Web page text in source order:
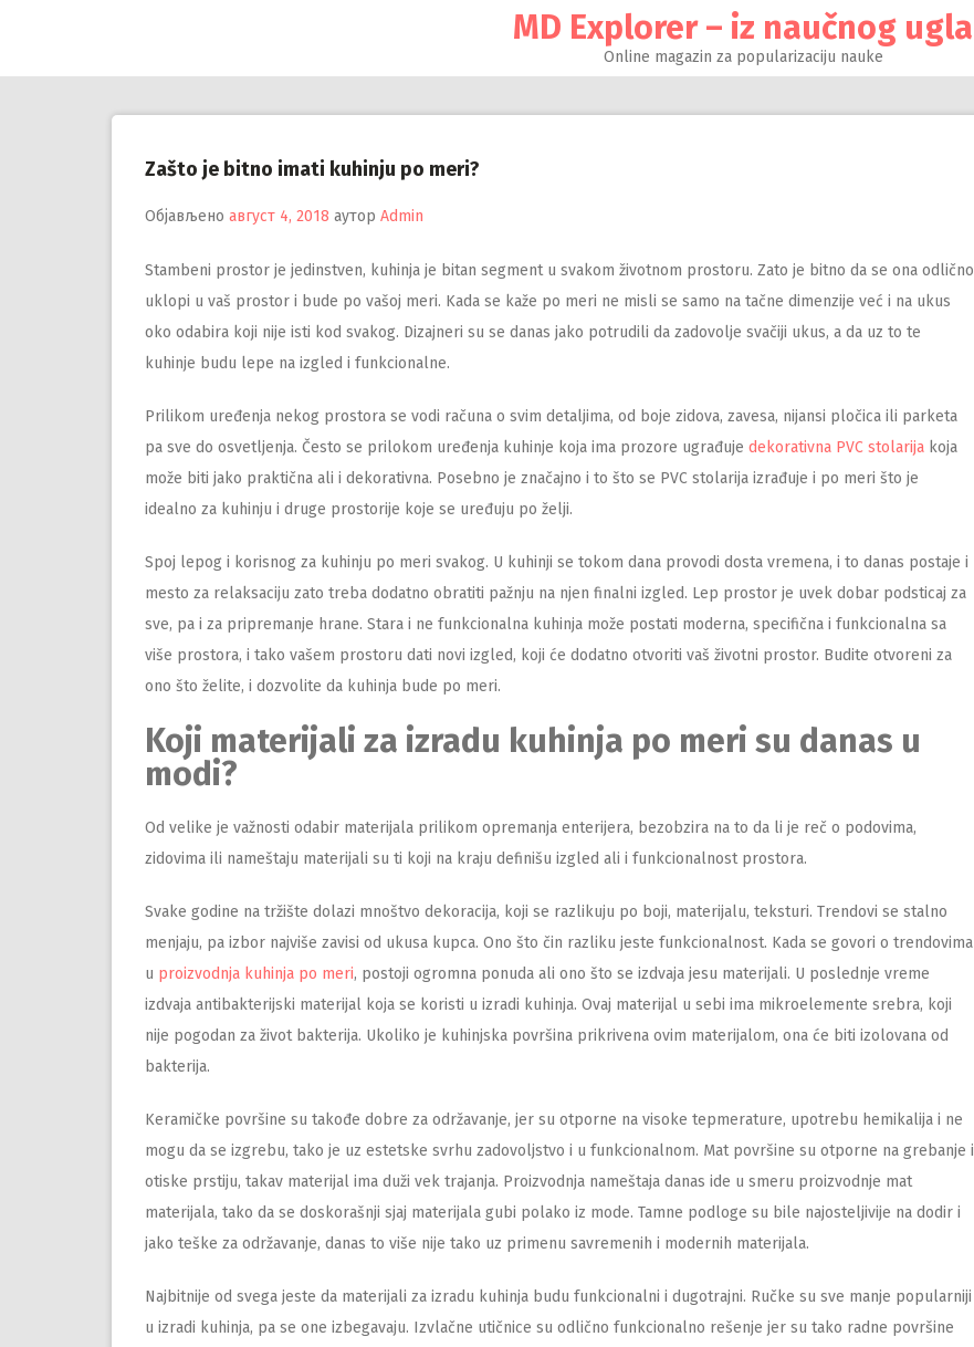
MD Explorer – iz naučnog ugla
Online magazin za popularizaciju nauke
Zašto je bitno imati kuhinju po meri?
Објављено август 4, 2018 аутор Admin
Stambeni prostor je jedinstven, kuhinja je bitan segment u svakom životnom prostoru. Zato je bitno da se ona odlično
uklopi u vaš prostor i bude po vašoj meri. Kada se kaže po meri ne misli se samo na tačne dimenzije već i na ukus
oko odabira koji nije isti kod svakog. Dizajneri su se danas jako potrudili da zadovolje svačiji ukus, a da uz to te
kuhinje budu lepe na izgled i funkcionalne.
Prilikom uređenja nekog prostora se vodi računa o svim detaljima, od boje zidova, zavesa, nijansi pločica ili parketa
pa sve do osvetljenja. Često se prilokom uređenja kuhinje koja ima prozore ugrađuje dekorativna PVC stolarija koja
može biti jako praktična ali i dekorativna. Posebno je značajno i to što se PVC stolarija izrađuje i po meri što je
idealno za kuhinju i druge prostorije koje se uređuju po želji.
Spoj lepog i korisnog za kuhinju po meri svakog. U kuhinji se tokom dana provodi dosta vremena, i to danas postaje i
mesto za relaksaciju zato treba dodatno obratiti pažnju na njen finalni izgled. Lep prostor je uvek dobar podsticaj za
sve, pa i za pripremanje hrane. Stara i ne funkcionalna kuhinja može postati moderna, specifična i funkcionalna sa
više prostora, i tako vašem prostoru dati novi izgled, koji će dodatno otvoriti vaš životni prostor. Budite otvoreni za
ono što želite, i dozvolite da kuhinja bude po meri.
Koji materijali za izradu kuhinja po meri su danas u
modi?
Od velike je važnosti odabir materijala prilikom opremanja enterijera, bezobzira na to da li je reč o podovima,
zidovima ili nameštaju materijali su ti koji na kraju definišu izgled ali i funkcionalnost prostora.
Svake godine na tržište dolazi mnoštvo dekoracija, koji se razlikuju po boji, materijalu, teksturi. Trendovi se stalno
menjaju, pa izbor najviše zavisi od ukusa kupca. Ono što čin razliku jeste funkcionalnost. Kada se govori o trendovima
u proizvodnja kuhinja po meri, postoji ogromna ponuda ali ono što se izdvaja jesu materijali. U poslednje vreme
izdvaja antibakterijski materijal koja se koristi u izradi kuhinja. Ovaj materijal u sebi ima mikroelemente srebra, koji
nije pogodan za život bakterija. Ukoliko je kuhinjska površina prikrivena ovim materijalom, ona će biti izolovana od
bakterija.
Keramičke površine su takođe dobre za održavanje, jer su otporne na visoke tepmerature, upotrebu hemikalija i ne
mogu da se izgrebu, tako je uz estetske svrhu zadovoljstvo i u funkcionalnom. Mat površine su otporne na grebanje i
otiske prstiju, takav materijal ima duži vek trajanja. Proizvodnja nameštaja danas ide u smeru proizvodnje mat
materijala, tako da se doskorašnji sjaj materijala gubi polako iz mode. Tamne podloge su bile najosteljivije na dodir i
jako teške za održavanje, danas to više nije tako uz primenu savremenih i modernih materijala.
Najbitnije od svega jeste da materijali za izradu kuhinja budu funkcionalni i dugotrajni. Ručke su sve manje popularniji
u izradi kuhinja, pa se one izbegavaju. Izvlačne utičnice su odlično funkcionalno rešenje jer su tako radne površine